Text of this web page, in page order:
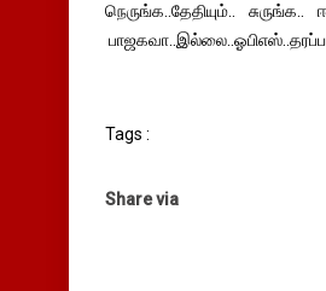
நெருங்க..தேதியும்..
Tags :
Share via